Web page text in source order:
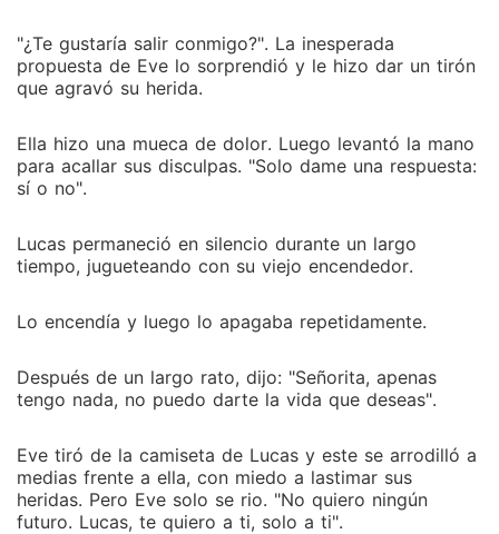
"¿Te gustaría salir conmigo?". La inesperada
propuesta de Eve lo sorprendió y le hizo dar un tirón
que agravó su herida.
Ella hizo una mueca de dolor. Luego levantó la mano
para acallar sus disculpas. "Solo dame una respuesta:
sí o no".
Lucas permaneció en silencio durante un largo
tiempo, jugueteando con su viejo encendedor.
Lo encendía y luego lo apagaba repetidamente.
Después de un largo rato, dijo: "Señorita, apenas
tengo nada, no puedo darte la vida que deseas".
Eve tiró de la camiseta de Lucas y este se arrodilló a
medias frente a ella, con miedo a lastimar sus
heridas. Pero Eve solo se rio. "No quiero ningún
futuro. Lucas, te quiero a ti, solo a ti".